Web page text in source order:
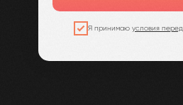
Я принимаю условия